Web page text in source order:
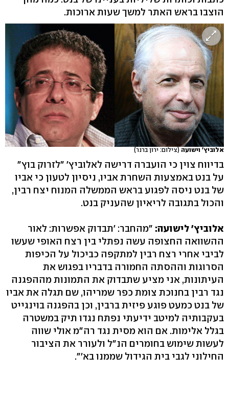
הוצבו בראש האתר למשך שעות ארוכות.
אלוביץ' וישועה(צילום: ירון ברנר)
בדיווח צוין כי הועברה דרישה לאלוביץ' "לזרוק בוץ"
על בנט באמצעות השחרת אביו, ניסיון לטעון כי אביו
של בנט ניסה לפגוע בראש הממשלה המנוח יצח רבין,
והכול בתגובה לריאיון שהעניק בנט.
אלוביץ' לישועה: "מהחבר: 'תבדוק אפשרות: לאור
ההשוואה החצופה עשה נפתלי בין רצח האופי שעשו
לביבי אחרי רצח רבין למתקפה כביכול על הכיפות
הסרוגות וההסתה החמורה בדבריו בפגוש את
העיתונות, אני מציע שתבדוק את התמונות מההפגנה
נגד רבין בחנוכת צומת כפר שמריהו, שם תגלה את אביו
של בנט כמעט פוגע פיזית ברבין, וכן בהפגנה בוינגייט
בעקבותיה למיטב ידיעתי נפתח נגדו תיק במשטרה
בגלל אלימות. אם הוא מסית נגד רה"מ אולי שווה
לעשות שימוש בחומרים הנ"ל ולעורר את הציבור
החילוני לגבי בית הגידול שממנו בא'".